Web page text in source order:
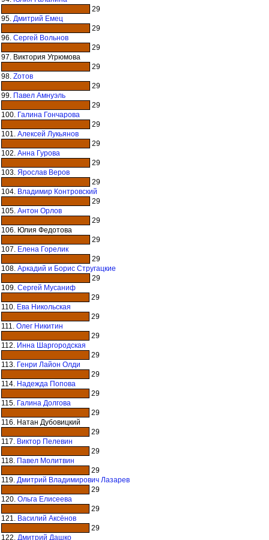
29
95. Дмитрий Емец
29
96. Сергей Вольнов
29
97. Виктория Угрюмова
29
98. Zотов
29
99. Павел Амнуэль
29
100. Галина Гончарова
29
101. Алексей Лукьянов
29
102. Анна Гурова
29
103. Ярослав Веров
29
104. Владимир Контровский
29
105. Антон Орлов
29
106. Юлия Федотова
29
107. Елена Горелик
29
108. Аркадий и Борис Стругацкие
29
109. Сергей Мусаниф
29
110. Ева Никольская
29
111. Олег Никитин
29
112. Инна Шаргородская
29
113. Генри Лайон Олди
29
114. Надежда Попова
29
115. Галина Долгова
29
116. Натан Дубовицкий
29
117. Виктор Пелевин
29
118. Павел Молитвин
29
119. Дмитрий Владимирович Лазарев
29
120. Ольга Елисеева
29
121. Василий Аксёнов
29
122. Дмитрий Дашко